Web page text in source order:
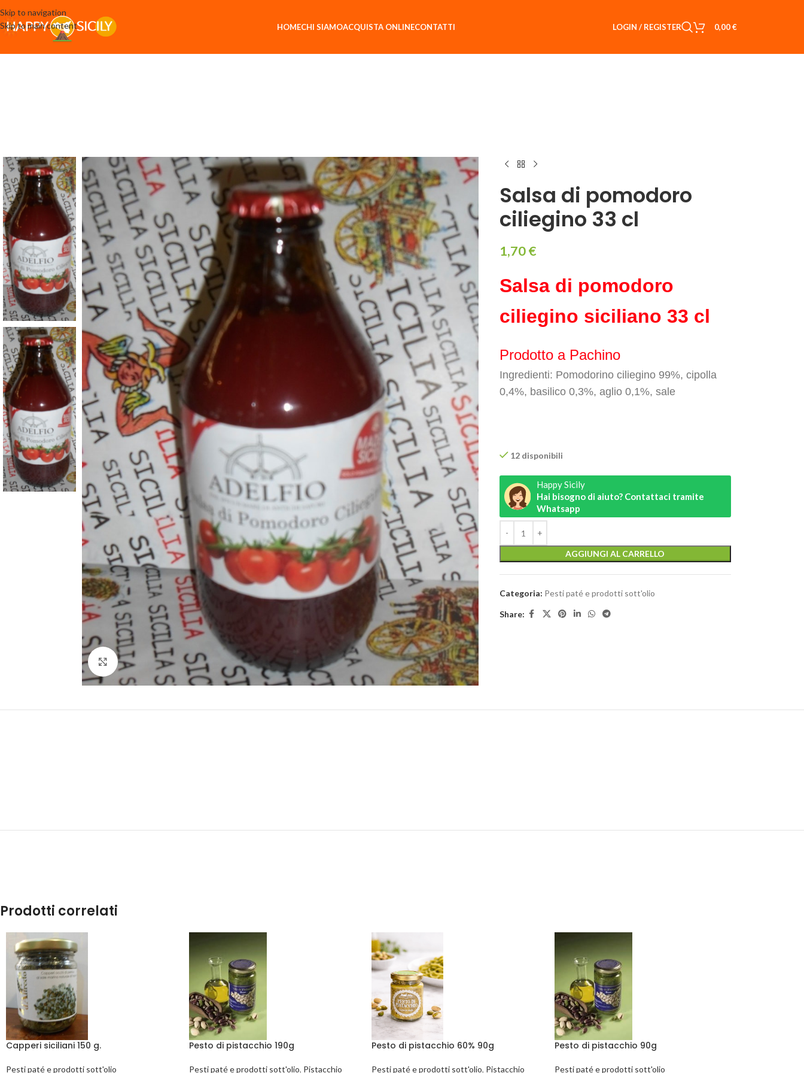
Skip to navigation
Skip to main content
HOMECHI SIAMOACQUISTA ONLINECONTATTI LOGIN / REGISTER 0,00€
Click to enlarge
Salsa di pomodoro
ciliegino 33 cl
1,70€
Salsa di pomodoro
ciliegino siciliano 33 cl
Prodotto a Pachino
Ingredienti: Pomodorino ciliegino 99%, cipolla
0,4%, basilico 0,3%, aglio 0,1%, sale
12 disponibili
Happy Sicily
Hai bisogno di aiuto? Contattaci tramite
Whatsapp
AGGIUNGI AL CARRELLO
Categoria: Pesti paté e prodotti sott'olio
Share:
Prodotti correlati
Capperi siciliani 150 g.
Pesti paté e prodotti sott'olio
Pesto di pistacchio 190g
Pesti paté e prodotti sott'olio, Pistacchio
Pesto di pistacchio 60% 90g
Pesti paté e prodotti sott'olio, Pistacchio
Pesto di pistacchio 90g
Pesti paté e prodotti sott'olio